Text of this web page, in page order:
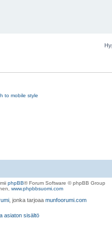
to mobile style
phpBB® Forum Software © phpBB Group
www.phpbbsuomi.com
, jonka tarjoaa munfoorumi.com
asiaton sisältö